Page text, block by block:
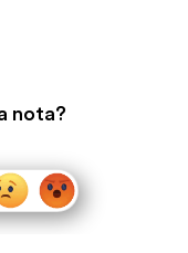
nota?